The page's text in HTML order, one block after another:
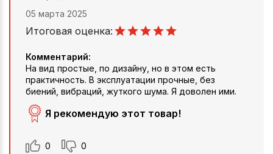
05 марта 2025
Итоговая оценка:
Комментарий:
На вид простые, по дизайну, но в этом есть
практичность. В эксплуатации прочные, без
биений, вибраций, жуткого шума. Я доволен ими.
Я рекомендую этот товар!
0 0